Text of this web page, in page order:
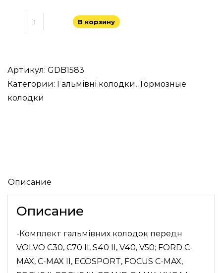
Количество
AUTOMOTIVE
В корзину
Артикул: GDB1583
Категории: Гальмівні колодки, Тормозные
колодки
Описание
Описание
-Комплект гальмівних колодок передн
VOLVO C30, C70 II, S40 II, V40, V50; FORD C-
MAX, C-MAX II, ECOSPORT, FOCUS C-MAX,